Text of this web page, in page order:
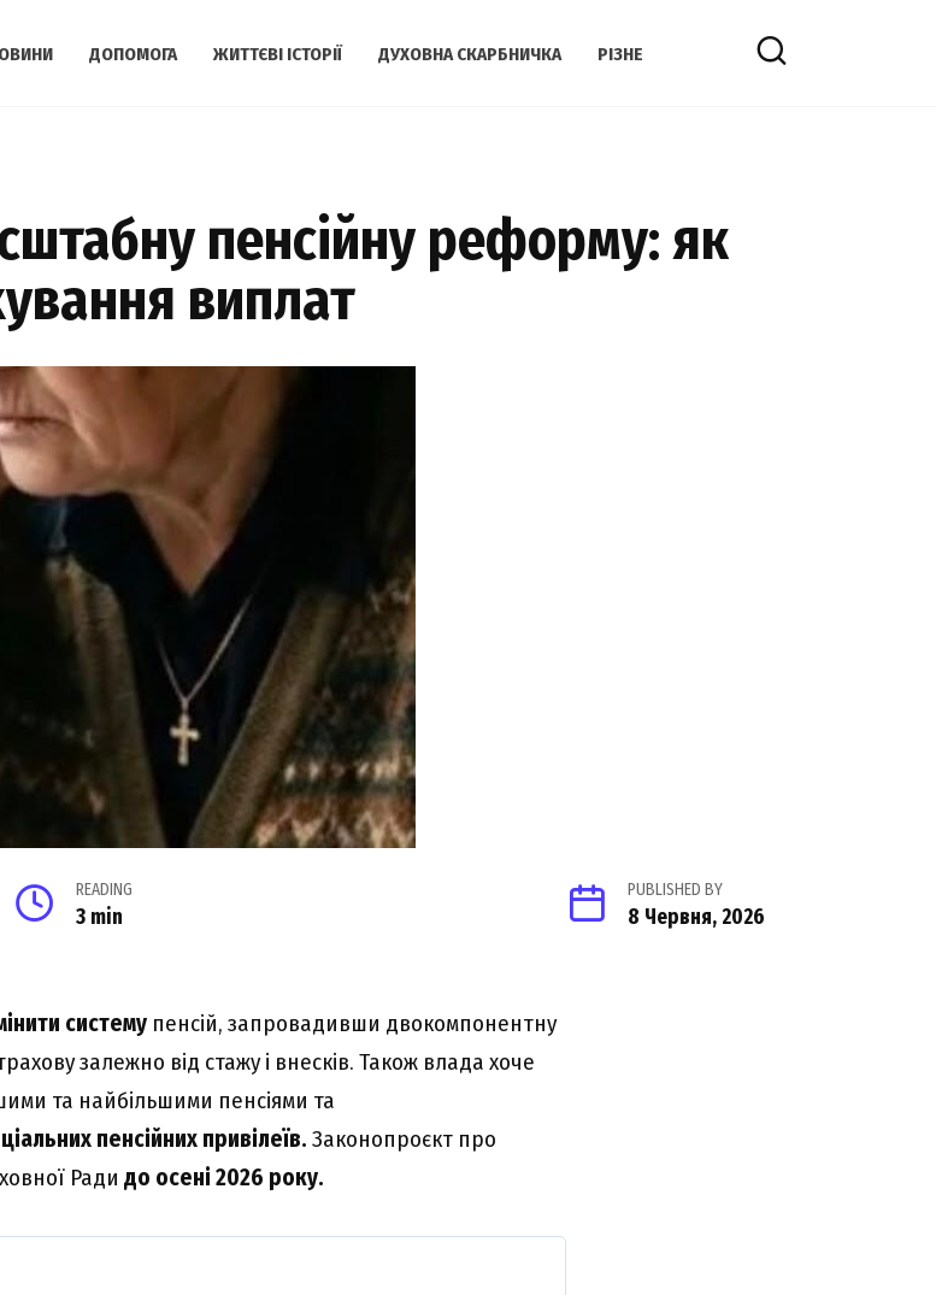
ДОПОМОГА ЖИТТЄВІ ІСТОРІЇ ДУХОВНА СКАРБНИЧКА РІЗНЕ
пенсійну реформу: як
виплат
READING
3 min
PUBLISHED BY
8 Червня, 2026
систему пенсій, запровадивши двокомпонентну
залежно від стажу і внесків. Також влада хоче
та найбільшими пенсіями та
пенсійних привілеїв. Законопроєкт про
Ради до осені 2026 року.